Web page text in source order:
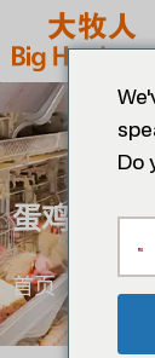
蛋鸡笼
首页 > 产蛋
Do